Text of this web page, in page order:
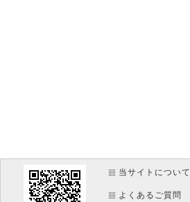
当サイトについて
よくあるご質問